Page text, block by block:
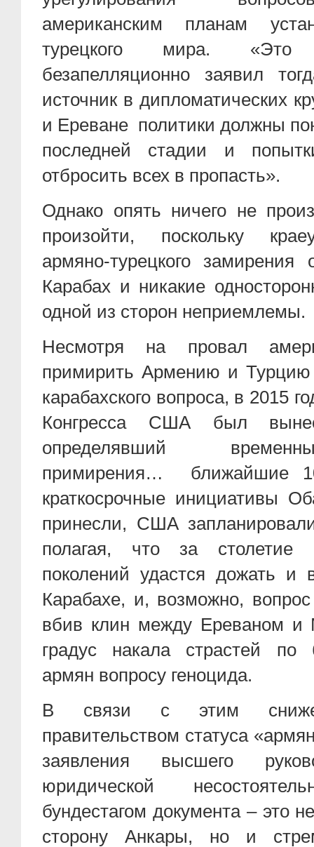
американским планам
турецкого мира.
безапелляционно заявил
источник в дипломатических
и Ереване политики должны
последней стадии и
отбросить всех в пропасть».
Однако опять ничего не
произойти, поскольку
армяно-турецкого замирения
Карабах и никакие
одной из сторон неприемлемы.
Несмотря на провал
примирить Армению и Турцию
карабахского вопроса, в 2015
Конгресса США был
определявший
примирения… ближайшие
краткосрочные инициативы
принесли, США
полагая, что за
поколений удастся дожать и
Карабахе, и, возможно,
вбив клин между Ереваном и
градус накала страстей по
армян вопросу геноцида.
В связи с этим
правительством статуса
заявления высшего
юридической
бундестагом документа – это
сторону Анкары, но и